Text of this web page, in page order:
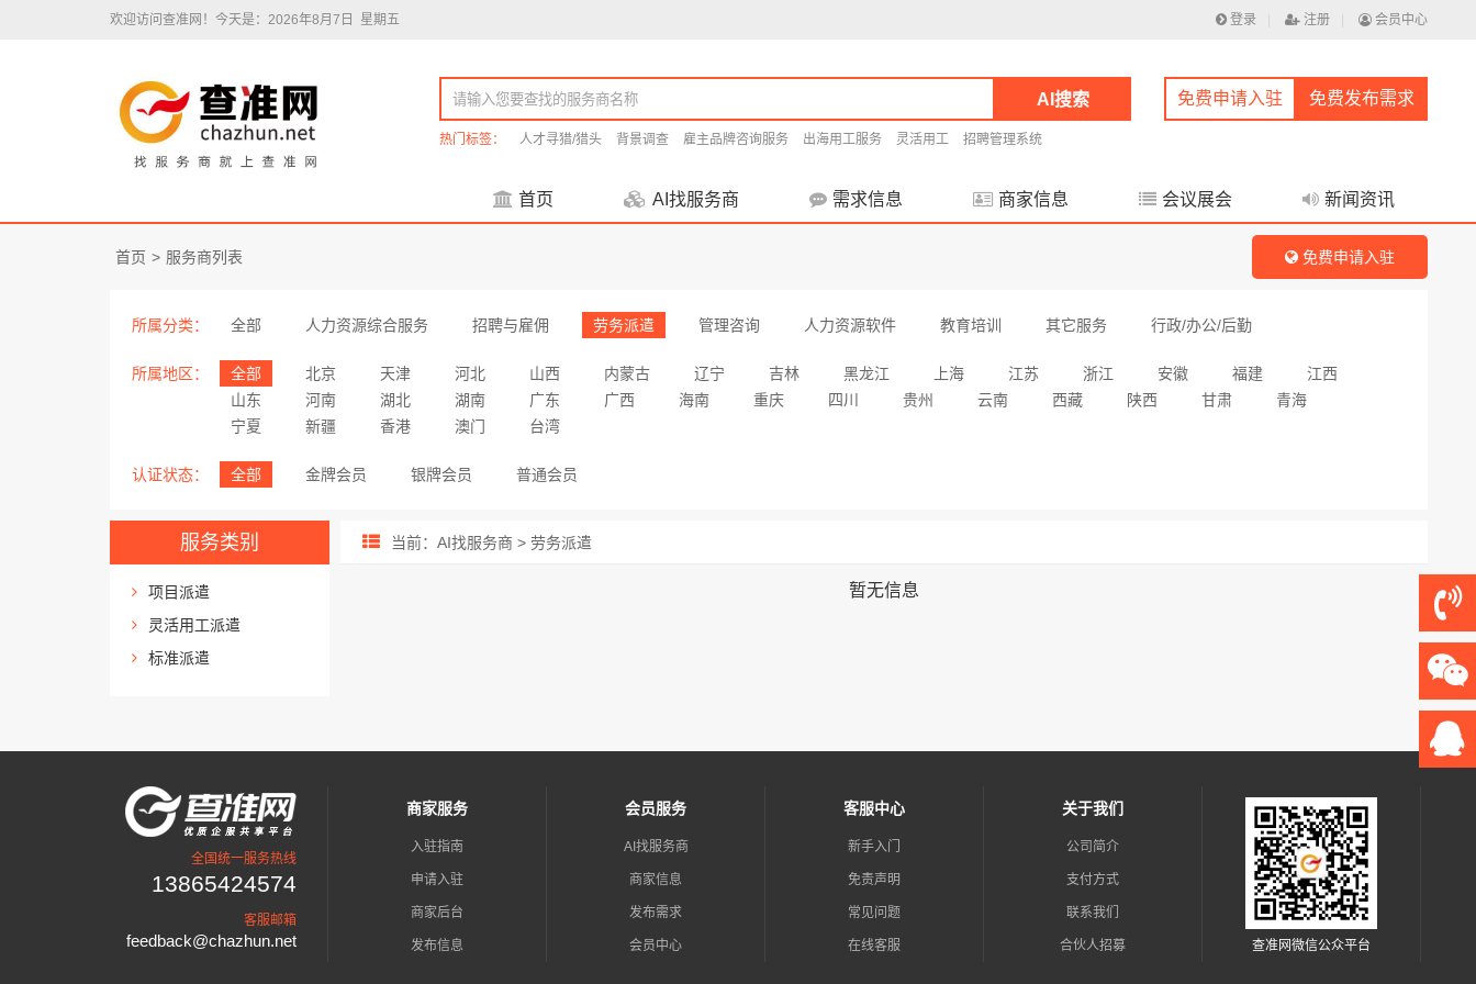
欢迎访问查准网！ 今天是：2026年8月7日 星期五 登录 注册 会员中心
AI搜索
热门标签： 人才寻猎/猎头 背景调查 雇主品牌咨询服务 出海用工服务 灵活用工 招聘管理系统
免费申请入驻 免费发布需求
首页 AI找服务商 需求信息 商家信息 会议展会 新闻资讯
首页 > 服务商列表 免费申请入驻
所属分类： 全部 人力资源综合服务 招聘与雇佣 劳务派遣 管理咨询 人力资源软件 教育培训 其它服务 行政/办公/后勤
所属地区： 全部 北京 天津 河北 山西 内蒙古 辽宁 吉林 黑龙江 上海 江苏 浙江 安徽 福建
江西
山东
河南 湖北 湖南 广东 广西 海南 重庆 四川 贵州 云南 西藏 陕西 甘肃
青海
宁夏
新疆 香港 澳门 台湾
认证状态： 全部 金牌会员 银牌会员 普通会员
服务类别
项目派遣
灵活用工派遣
标准派遣
当前：AI找服务商 > 劳务派遣
暂无信息
全国统一服务热线
13865424574
客服邮箱
feedback@chazhun.net
商家服务
入驻指南
申请入驻
商家后台
发布信息
会员服务
AI找服务商
商家信息
发布需求
会员中心
客服中心
新手入门
免责声明
常见问题
在线客服
关于我们
公司简介
支付方式
联系我们
合伙人招募 查准网微信公众平台